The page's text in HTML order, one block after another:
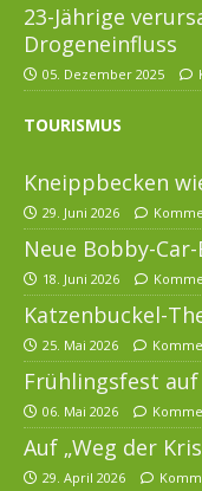
23-Jährige
Drogeneinfluss
05. Dezember 2025
TOURISMUS
Kneippbecken
29. Juni 2026
Neue Bobby-
18. Juni 2026
Katzenbuckel-
25. Mai 2026
Frühlingsfest
06. Mai 2026
Auf „Weg der
29. April 2026